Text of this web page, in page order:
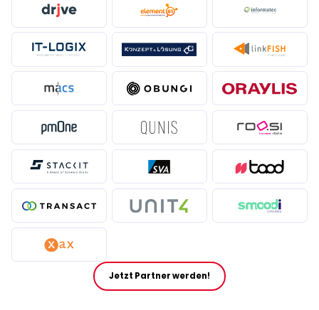
Jetzt Partner werden!